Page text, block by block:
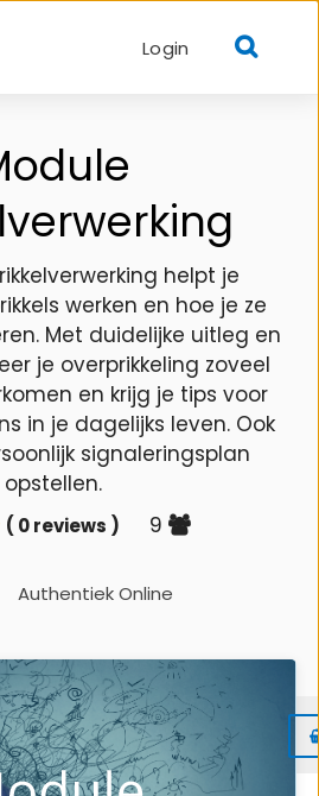
Login
helpt je
werken en hoe je ze
Met duidelijke uitleg en
je overprikkeling zoveel
en krijg je tips voor
in je dagelijks leven. Ook
signaleringsplan
opstellen.
( 0 reviews ) 9
Authentiek Online